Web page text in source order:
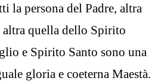
la persona del Padre, altra
quella dello Spirito
e Spirito Santo sono una
gloria e coeterna Maestà.